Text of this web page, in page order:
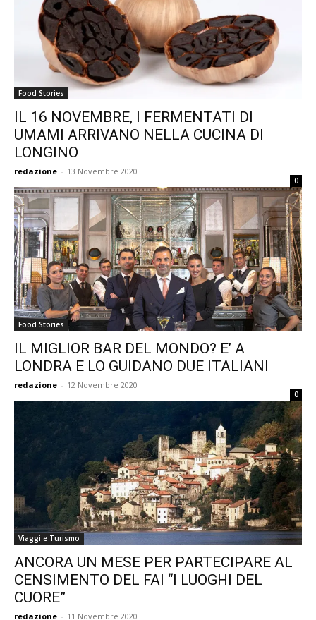
Food Stories
IL 16 NOVEMBRE, I FERMENTATI DI
UMAMI ARRIVANO NELLA CUCINA DI
LONGINO
redazione - 13 Novembre 2020
0
Food Stories
IL MIGLIOR BAR DEL MONDO? E’ A
LONDRA E LO GUIDANO DUE ITALIANI
redazione - 12 Novembre 2020
0
Viaggi e Turismo
ANCORA UN MESE PER PARTECIPARE AL
CENSIMENTO DEL FAI “I LUOGHI DEL
CUORE”
redazione - 11 Novembre 2020